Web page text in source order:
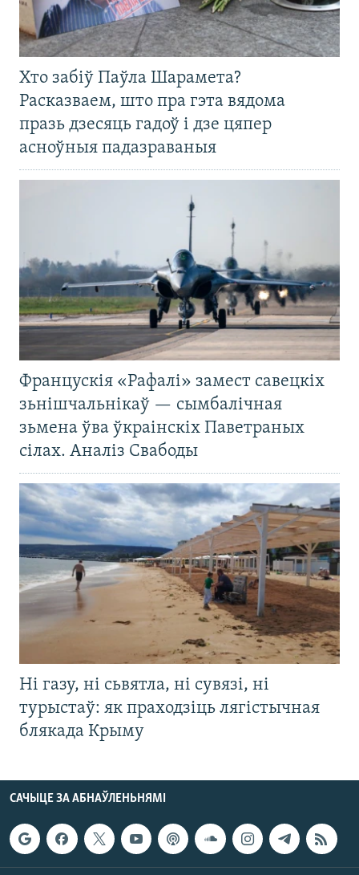
Хто забіў Паўла Шарамета?
Расказваем, што пра гэта вядома
празь дзесяць гадоў і дзе цяпер
асноўныя падазраваныя
Францускія «Рафалі» замест савецкіх
зьнішчальнікаў — сымбалічная
зьмена ўва ўкраінскіх Паветраных
сілах. Аналіз Свабоды
Ні газу, ні сьвятла, ні сувязі, ні
турыстаў: як праходзіць лягістычная
блякада Крыму
САЧЫЦЕ ЗА АБНАЎЛЕНЬНЯМІ